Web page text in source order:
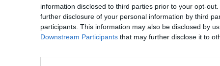
information disclosed to third parties prior to your opt-
further disclosure of your personal information by third
participants. This information may also be disclosed by
Downstream Participants that may further disclose it to
inizio il registro dei
agricoltura